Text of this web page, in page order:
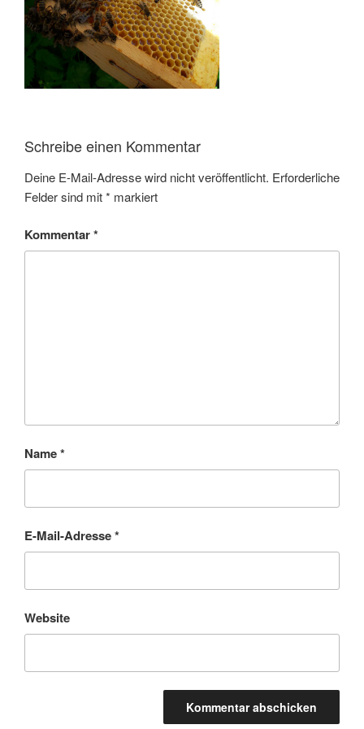
Schreibe einen Kommentar
Deine E-Mail-Adresse wird nicht veröffentlicht. Erforderliche
Felder sind mit* markiert
Kommentar*
Name*
E-Mail-Adresse*
Website